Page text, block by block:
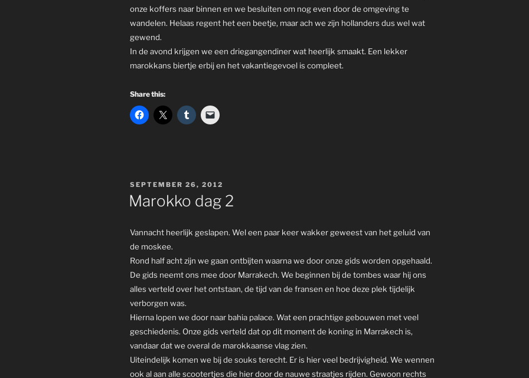
onze koffers naar binnen en we besluiten om nog even door de omgeving te
wandelen. Helaas regent het een beetje, maar ach we zijn hollanders dus wel wat
gewend.
In de avond krijgen we een driegangendiner wat heerlijk smaakt. Een lekker
marokkans biertje erbij en het vakantiegevoel is compleet.
Share this:
POSTED
ON
SEPTEMBER 26, 2012
Marokko dag 2
Vannacht heerlijk geslapen. Wel een paar keer wakker geweest van het geluid van
de moskee.
Rond half acht zijn we gaan ontbijten waarna we door onze gids worden opgehaald.
De gids neemt ons mee door Marrakech. We beginnen bij de tombes waar hij ons
alles verteld over het ontstaan, de tijd van de fransen en hoe deze plek tijdelijk
verborgen was.
Hierna lopen we door naar bahia palace. Wat een prachtige gebouwen met veel
geschiedenis. Onze gids verteld dat op dit moment de koning in Marrakech is,
vandaar dat we overal de marokkaanse vlag zien.
Uiteindelijk komen we bij de souks terecht. Er is hier veel bedrijvigheid. We wennen
ook al aan alle scootertjes die hier door de nauwe straatjes rijden. Gewoon rechts